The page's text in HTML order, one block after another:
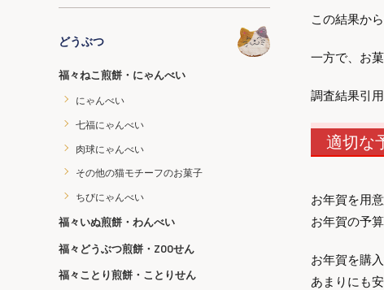
どうぶつ
福々ねこ煎餅・にゃんべい
にゃんべい
七福にゃんべい
肉球にゃんべい
その他の猫モチーフのお菓子
ちびにゃんべい
福々いぬ煎餅・わんべい
福々どうぶつ煎餅・ZOOせん
福々ことり煎餅・ことりせん
この結果か
一方で、お
調査結果引
適切な
お年賀を用
お年賀の予
お年賀を購
あまりにも